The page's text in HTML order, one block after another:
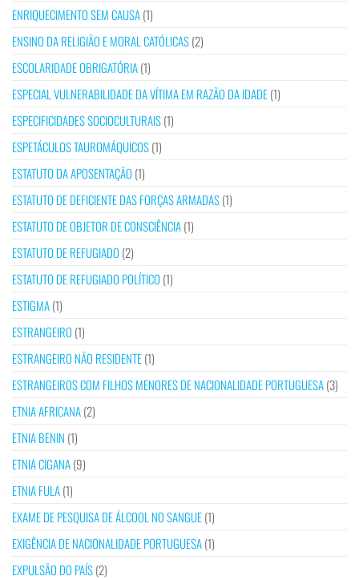
ENRIQUECIMENTO SEM CAUSA(1)
ENSINO DA RELIGIÃO E MORAL CATÓLICAS(2)
ESCOLARIDADE OBRIGATÓRIA(1)
ESPECIAL VULNERABILIDADE DA VÍTIMA EM RAZÃO DA IDADE(1)
ESPECIFICIDADES SOCIOCULTURAIS(1)
ESPETÁCULOS TAUROMÁQUICOS(1)
ESTATUTO DA APOSENTAÇÃO (1)
ESTATUTO DE DEFICIENTE DAS FORÇAS ARMADAS(1)
ESTATUTO DE OBJETOR DE CONSCIÊNCIA(1)
ESTATUTO DE REFUGIADO (2)
ESTATUTO DE REFUGIADO POLÍTICO (1)
ESTIGMA(1)
ESTRANGEIRO (1)
ESTRANGEIRO NÃO RESIDENTE(1)
ESTRANGEIROS COM FILHOS MENORES DE NACIONALIDADE PORTUGUESA(3)
ETNIA AFRICANA(2)
ETNIA BENIN (1)
ETNIA CIGANA(9)
ETNIA FULA(1)
EXAME DE PESQUISA DE ÁLCOOL NO SANGUE(1)
EXIGÊNCIA DE NACIONALIDADE PORTUGUESA(1)
EXPULSÃO DO PAÍS(2)